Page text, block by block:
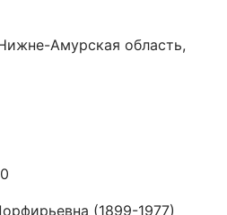
Амурская область,
(1899-1977)